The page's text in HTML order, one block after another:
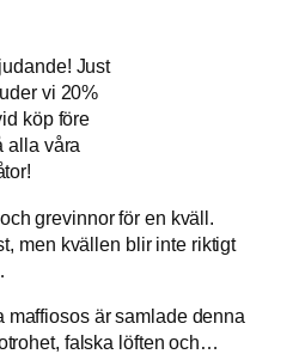
Just
vi 20%
köp före
alla våra
grevinnor för en kväll.
men kvällen blir inte riktigt
maffiosos är samlade denna
falska löften och…